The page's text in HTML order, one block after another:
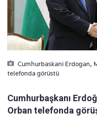
Cumhurbaskani Erdogan,
telefonda görüstü
Cumhurbaşkanı
Orban telefonda